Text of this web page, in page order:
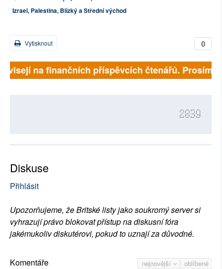
Izrael, Palestina, Blízký a Střední východ
0
Vytisknout
na finančních příspěvcích čtenářů. Prosíme,
2839
Diskuse
Přihlásit
Upozorňujeme, že Britské listy jako soukromý server si
vyhrazují právo blokovat přístup na diskusní fóra
jakémukoliv diskutérovi, pokud to uznají za důvodné.
nejnovější oblíbené
Komentáře